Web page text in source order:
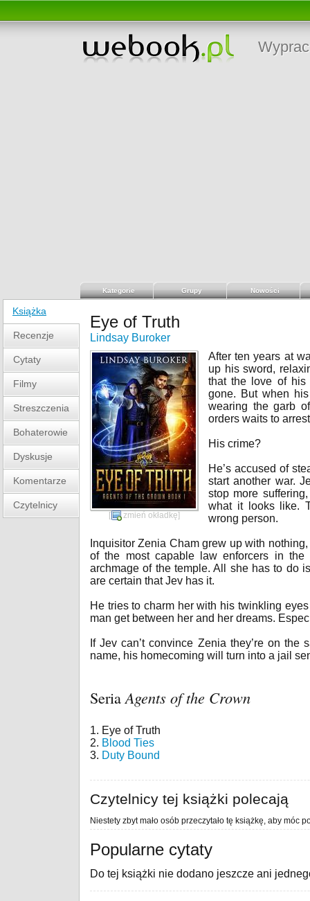
Kategorie Grupy Nowości
Książka
Recenzje
Cytaty
Filmy
Streszczenia
Bohaterowie
Dyskusje
Komentarze
Czytelnicy
Eye of Truth
Lindsay Buroker
[ zmień okładkę]
After ten years at
up his sword,
that the love of his
gone. But when
wearing the garb
orders waits to
His crime?
He’s accused of
start another war.
stop more
what it looks like.
wrong person.
Inquisitor Zenia Cham grew up with
of the most capable law enforcers in
archmage of the temple. All she has to do
are certain that Jev has it.
He tries to charm her with his twinkling
man get between her and her dreams.
If Jev can’t convince Zenia they’re on
name, his homecoming will turn into a jail
SeriaAgents of the Crown
1. Eye of Truth
2. Blood Ties
3. Duty Bound
Czytelnicy tej książki polecają
Niestety zbyt mało osób przeczytało tę książkę, aby móc
Popularne cytaty
Do tej książki nie dodano jeszcze ani